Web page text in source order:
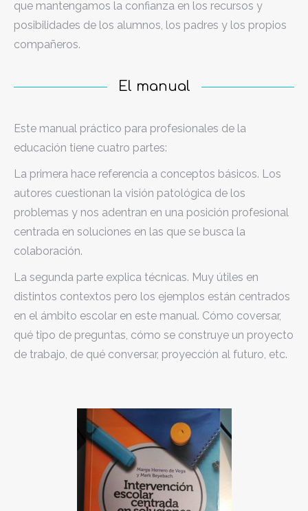
que mantengamos la confianza en los recursos y
posibilidades de los alumnos, los padres y los propios
compañeros.
El manual
Este manual práctico para profesionales de la
educación tiene cuatro partes:
La primera hace referencia a conceptos básicos. Los
autores cuestionan la visión patológica de los
problemas y nos adentran en una posición profesional
centrada en soluciones en las que se busca la
colaboración.
La segunda parte explica técnicas. Muy útiles en
distintos contextos pero los ejemplos están centrados
en el ámbito escolar en este manual. Cómo coversar,
qué tipo de preguntas, cómo se construye un proyecto
de trabajo, de qué conversar, proyección al futuro, etc.